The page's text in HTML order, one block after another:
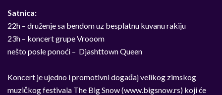
Satnica:
22h – druženje sa bendom uz besplatnu kuvanu rakiju
23h – koncert grupe Vrooom
nešto posle ponoći – Djashttown Queen
Koncert je ujedno i promotivni događaj velikog zimskog
muzičkog festivala The Big Snow (www.bigsnow.rs) koji će